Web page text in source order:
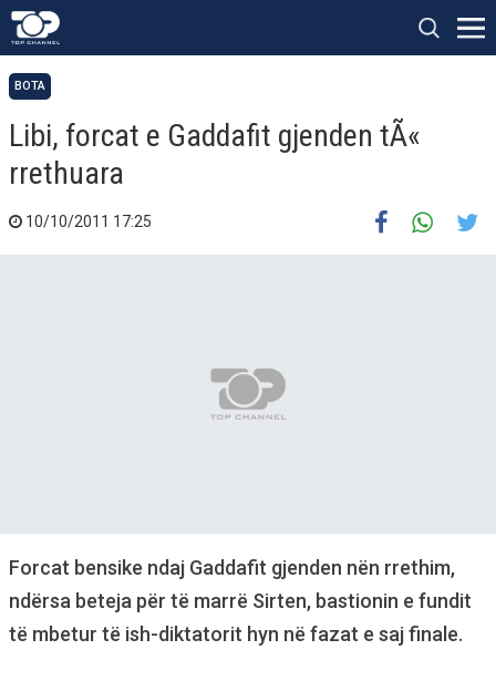
BOTA
Libi, forcat e Gaddafit gjenden tÃ«
rrethuara
10/10/2011 17:25
Forcat bensike ndaj Gaddafit gjenden nën rrethim,
ndërsa beteja për të marrë Sirten, bastionin e fundit
të mbetur të ish-diktatorit hyn në fazat e saj finale.